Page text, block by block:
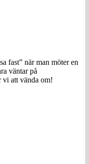
fast” när man möter en
väntar på
att vända om!